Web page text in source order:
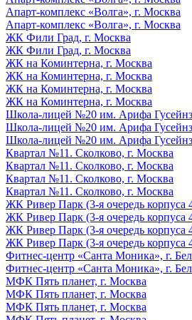
Апарт-комплекс «Волга», г. Москва
Апарт-комплекс «Волга», г. Москва
ЖК Фили Град, г. Москва
ЖК Фили Град, г. Москва
ЖК на Коминтерна, г. Москва
ЖК на Коминтерна, г. Москва
ЖК на Коминтерна, г. Москва
ЖК на Коминтерна, г. Москва
Школа-лицей №20 им. Арифа
Школа-лицей №20 им. Арифа
Школа-лицей №20 им. Арифа
Квартал №11. Сколково, г. Москва
Квартал №11. Сколково, г. Москва
Квартал №11. Сколково, г. Москва
Квартал №11. Сколково, г. Москва
ЖК Ривер Парк (3-я очередь корпуса
ЖК Ривер Парк (3-я очередь корпуса
ЖК Ривер Парк (3-я очередь корпуса
ЖК Ривер Парк (3-я очередь корпуса
Фитнес-центр «Санта Моника», г.
Фитнес-центр «Санта Моника», г.
МФК Пять планет, г. Москва
МФК Пять планет, г. Москва
МФК Пять планет, г. Москва